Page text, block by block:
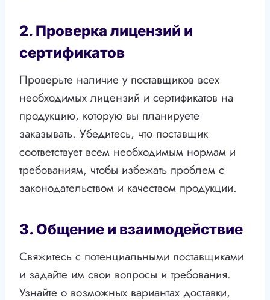
2. Проверка лицензий и
сертификатов
Проверьте наличие у поставщиков всех
необходимых лицензий и сертификатов на
продукцию, которую вы планируете
заказывать. Убедитесь, что поставщик
соответствует всем необходимым нормам и
требованиям, чтобы избежать проблем с
законодательством и качеством продукции.
3. Общение и взаимодействие
Свяжитесь с потенциальными поставщиками
и задайте им свои вопросы и требования.
Узнайте о возможных вариантах доставки,